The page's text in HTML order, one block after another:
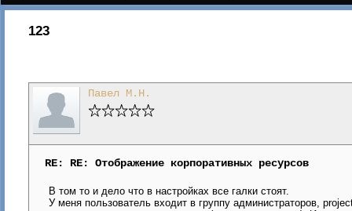
123
Павел М.Н.
RE: RE: Отображение корпоративных ресурсов
В том то и дело что в настройках все галки стоят.
У меня пользователь входит в группу администраторов,